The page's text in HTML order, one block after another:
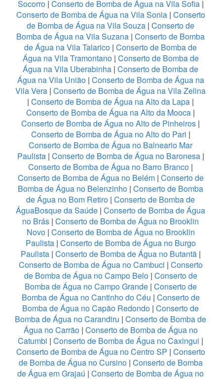
Socorro| Conserto de Bomba de Água na Vila Sofia|
Conserto de Bomba de Água na Vila Sonia| Conserto
de Bomba de Água na Vila Souza | Conserto de
Bomba de Água na Vila Suzana | Conserto de Bomba
de Água na Vila Talarico | Conserto de Bomba de
Água na Vila Tramontano| Conserto de Bomba de
Água na Vila Uberabinha | Conserto de Bomba de
Água na Vila União| Conserto de Bomba de Água na
Vila Vera | Conserto de Bomba de Água na Vila Zelina
| Conserto de Bomba de Água na Alto da Lapa |
Conserto de Bomba de Água na Alto da Mooca |
Conserto de Bomba de Água no Alto de Pinheiros |
Conserto de Bomba de Água no Alto do Pari |
Conserto de Bomba de Água no Balneario Mar
Paulista| Conserto de Bomba de Água no Baronesa|
Conserto de Bomba de Água no Barro Branco |
Conserto de Bomba de Água no Belém| Conserto de
Bomba de Água no Belenzinho | Conserto de Bomba
de Água no Bom Retiro | Conserto de Bomba de
ÁguaBosque da Saúde | Conserto de Bomba de Água
no Brás | Conserto de Bomba de Água no Brooklin
Novo| Conserto de Bomba de Água no Brooklin
Paulista| Conserto de Bomba de Água no Burgo
Paulista| Conserto de Bomba de Água no Butantã|
Conserto de Bomba de Água no Cambuci | Conserto
de Bomba de Água no Campo Belo| Conserto de
Bomba de Água no Campo Grande| Conserto de
Bomba de Água no Cantinho do Céu | Conserto de
Bomba de Água no Capão Redondo | Conserto de
Bomba de Água no Carandiru | Conserto de Bomba de
Água no Carrão| Conserto de Bomba de Água no
Catumbi | Conserto de Bomba de Água no Caxingui |
Conserto de Bomba de Água no Centro SP | Conserto
de Bomba de Água no Cursino| Conserto de Bomba
de Água em Grajaú | Conserto de Bomba de Água no